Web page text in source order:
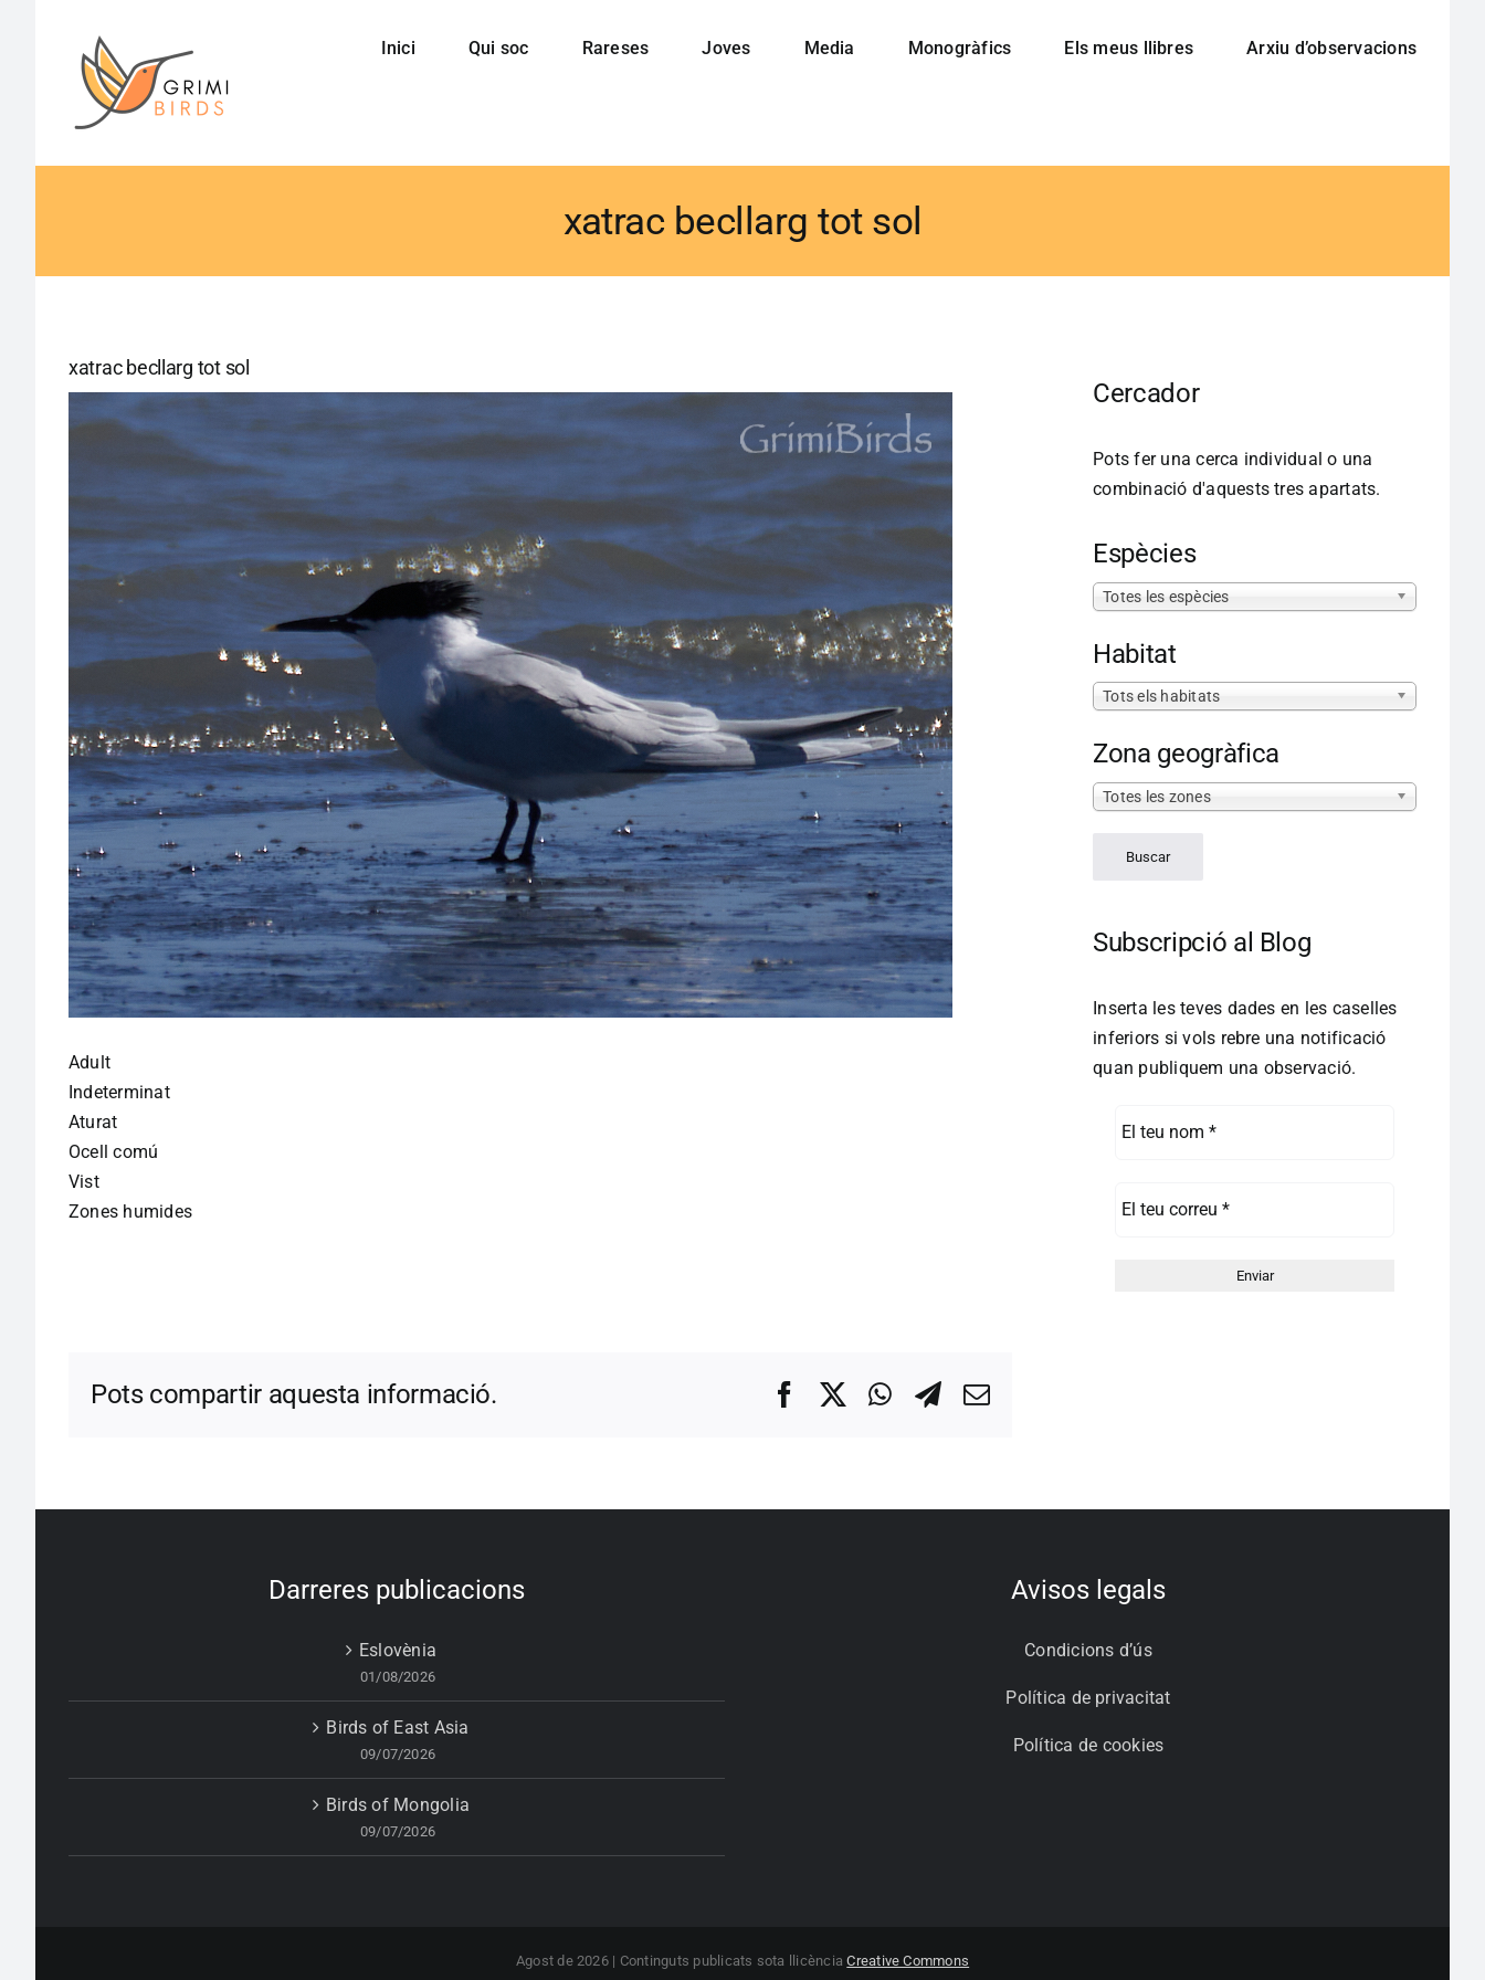
Inici Qui soc Rareses Joves Media Monogràfics Els meus llibres Arxiu d’observacions
xatrac becllarg tot sol
xatrac becllarg tot sol
Adult
Indeterminat
Aturat
Ocell comú
Vist
Zones humides
Pots compartir aquesta informació. FacebookWhatsApp
Telegram
Correo
Cercador
Pots fer una cerca individual o una
combinació d'aquests tres apartats.
Espècies
Totes les espècies
Habitat
Tots els habitats
Zona geogràfica
Totes les zones
Subscripció al Blog
Inserta les teves dades en les caselles
inferiors si vols rebre una notificació
quan publiquem una observació.
Darreres publicacions
Eslovènia
01/08/2026
Birds of East Asia
09/07/2026
Birds of Mongolia
09/07/2026
Avisos legals
Condicions d’ús
Política de privacitat
Política de cookies
Agost de 2026 | Continguts publicats sota llicènciaCreative Commons